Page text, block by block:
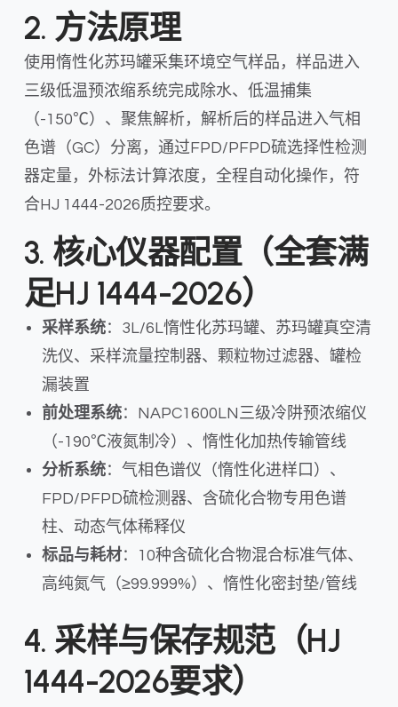
2. 方法原理
使用惰性化苏玛罐采集环境空气样品，样品进入
三级低温预浓缩系统完成除水、低温捕集
（-150℃）、聚焦解析，解析后的样品进入气相
色谱（GC）分离，通过FPD/PFPD硫选择性检测
器定量，外标法计算浓度，全程自动化操作，符
合HJ 1444-2026质控要求。
3. 核心仪器配置（全套满
足HJ 1444-2026）
采样系统：3L/6L惰性化苏玛罐、苏玛罐真空清
洗仪、采样流量控制器、颗粒物过滤器、罐检
漏装置
前处理系统：NAPC1600LN三级冷阱预浓缩仪
（-190℃液氮制冷）、惰性化加热传输管线
分析系统：气相色谱仪（惰性化进样口）、
FPD/PFPD硫检测器、含硫化合物专用色谱
柱、动态气体稀释仪
标品与耗材：10种含硫化合物混合标准气体、
高纯氮气（≥99.999%）、惰性化密封垫/管线
4. 采样与保存规范（HJ
1444-2026要求）